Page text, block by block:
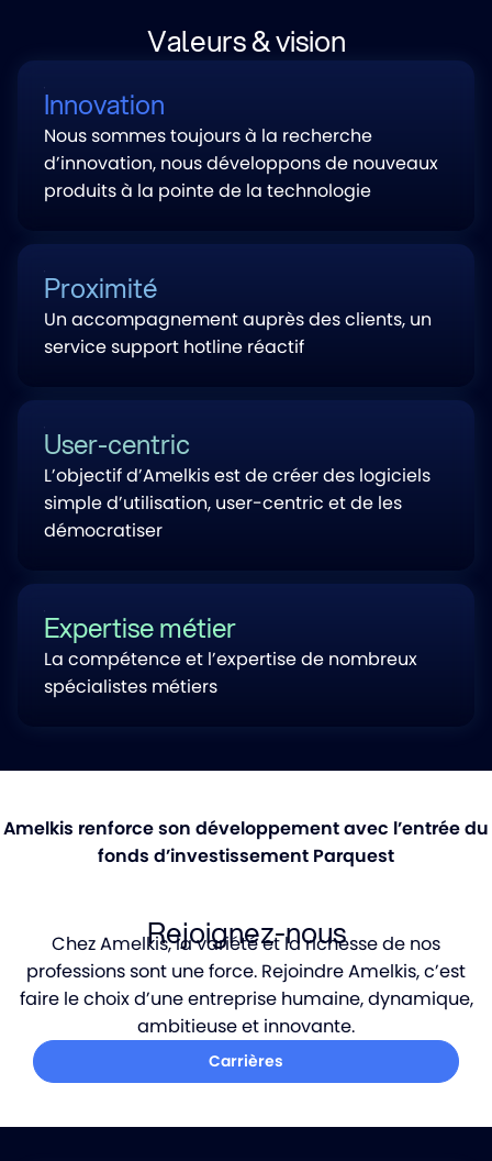
Valeurs & vision
Innovation
Nous sommes toujours à la recherche
d’innovation, nous développons de nouveaux
produits à la pointe de la technologie
Proximité
Un accompagnement auprès des clients, un
service support hotline réactif
User-centric
L’objectif d’Amelkis est de créer des logiciels
simple d’utilisation, user-centric et de les
démocratiser
Expertise métier
La compétence et l’expertise de nombreux
spécialistes métiers
Amelkis renforce son développement avec l’entrée du
fonds d’investissement Parquest
Lancer la vidéo
Rejoignez-nous
Chez Amelkis, la variété et la richesse de nos
professions sont une force. Rejoindre Amelkis, c’est
faire le choix d’une entreprise humaine, dynamique,
ambitieuse et innovante.
Carrières